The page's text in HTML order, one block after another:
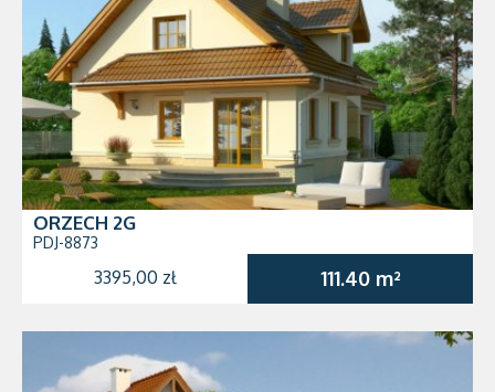
ORZECH 2G
PDJ-8873
3395,00 zł 111.40 m²